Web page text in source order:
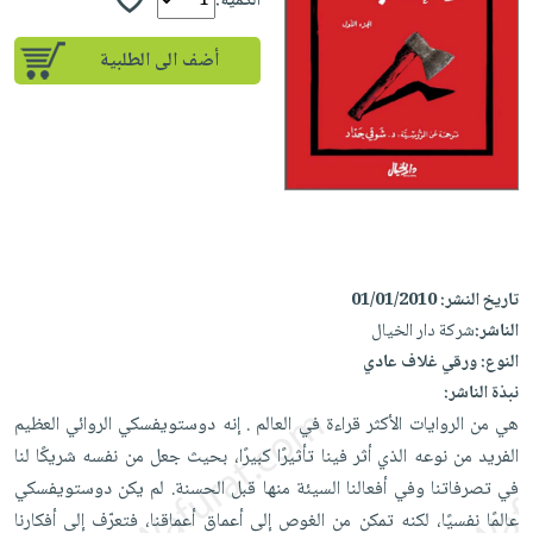
إختياراتنا
كتب
أكاديمية
صندوق
القراءة
English
iKitab
بلا
حدود
أسئلة
على
Android
تحميل
iKitab
على
Apple
masmu3
على
على
Apple
المواضيع
الأكثر
مبيعاً
إختياراتنا
جوائز
تعليمية
والعناية
الشخصية
جديد
العناية
الشخصية
العناية
وتصفيف
الشعر
العناية
بالجسم
والسفرة
جديد
الكل
أواني
الطهي
أدوات
متجر
الهدايا
أقسام
أضف الى الطلبية
تاريخ النشر:01/01/2010
الناشر:شركة دار الخيال
النوع:ورقي غلاف عادي
نبذة الناشر:
هي من الروايات الأكثر قراءة في العالم . إنه دوستويفسكي الروائي العظيم
الفريد من نوعه الذي أثر فينا تأثيرًا كبيرًا، بحيث جعل من نفسه شريكًا لنا
في تصرفاتنا وفي أفعالنا السيئة منها قبل الحسنة. لم يكن دوستويفسكي
عالمًا نفسيًا، لكنه تمكن من الغوص إلى أعماق أعماقنا، فتعرّف إلى أفكارنا